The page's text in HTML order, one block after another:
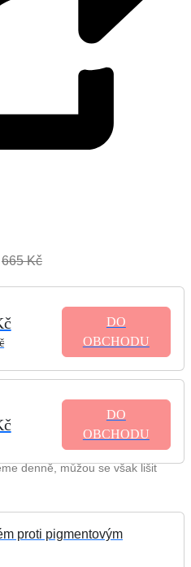
665 Kč
DO
OBCHODU
DO
OBCHODU
denně, můžou se však lišit
proti pigmentovým